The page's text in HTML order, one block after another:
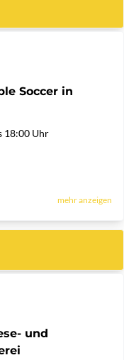
Soccer in
18:00 Uhr
mehr anzeigen
und